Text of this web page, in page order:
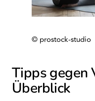
© prostock-studio
Tipps gegen
Überblick